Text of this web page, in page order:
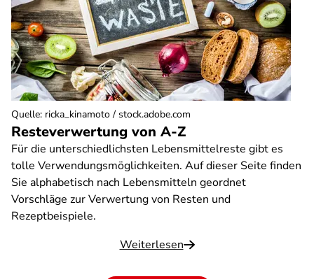
Resteverwertung von A-Z
Für die unterschiedlichsten Lebensmittelreste gibt es
tolle Verwendungsmöglichkeiten. Auf dieser Seite finden
Sie alphabetisch nach Lebensmitteln geordnet
Vorschläge zur Verwertung von Resten und
Rezeptbeispiele.
Weiterlesen
Quelle: ricka_kinamoto / stock.adobe.com